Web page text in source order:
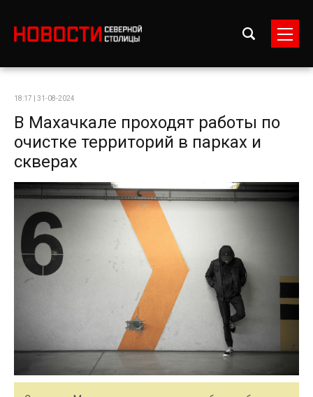
18:17 | 31-08-2024
В Махачкале проходят работы по
очистке территорий в парках и
скверах